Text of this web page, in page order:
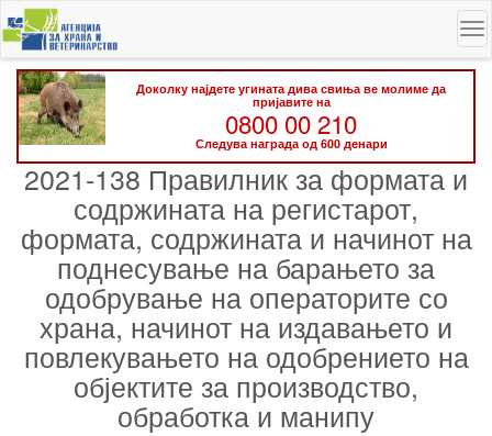
Skip
to
main
content
Доколку најдете угината дива свиња ве молиме да
пријавите на
0800 00 210
Следува награда од 600 денари
2021-138 Правилник за формата и
содржината на регистарот,
формата, содржината и начинот на
поднесување на барањето за
одобрување на операторите со
храна, начинот на издавањето и
повлекувањето на одобрението на
објектите за производство,
обработка и манипу